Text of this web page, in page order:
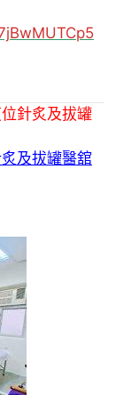
針炙及拔罐
及拔罐醫舘